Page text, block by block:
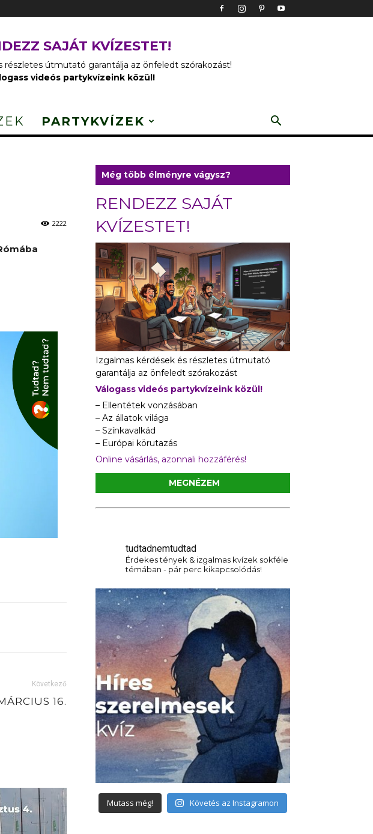
SAJÁT KVÍZESTET!
részletes útmutató garantálja az önfeledt szórakozást!
videós partykvízeink közül!
PARTYKVÍZEK
2222
Következő
16.
Még több élményre vágysz?
RENDEZZ SAJÁT
KVÍZESTET!
Izgalmas kérdések és részletes útmutató
garantálja az önfeledt szórakozást
Válogass videós partykvízeink közül!
– Ellentétek vonzásában
– Az állatok világa
– Színkavalkád
– Európai körutazás
Online vásárlás, azonnali hozzáférés!
MEGNÉZEM
tudtadnemtudtad
Érdekes tények & izgalmas kvízek sokféle
témában - pár perc kikapcsolódás!
Mutass még! Követés az Instagramon